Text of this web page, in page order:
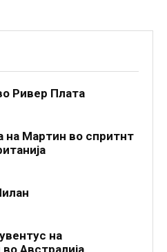
Ривер Плата
на Мартин во спритнт
на